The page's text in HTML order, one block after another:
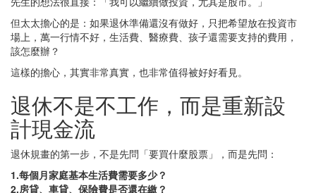
但太太擔心的是：如果退休準備還沒有做好，只把希望放在投資市
場上，萬一行情不好，生活費、醫療費、孩子還需要支持的費用，
該怎麼辦？
這樣的擔心，其實非常真實，也非常值得被好好看見。
退休不是不工作，而是重新設
計現金流
退休規畫的第一步，不是先問「要買什麼股票」，而是先問：
1.每個月家庭基本生活費需要多少？
2.房貸、車貸、保險費是否還在繳？